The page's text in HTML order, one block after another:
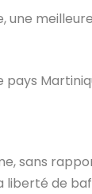
sans
liberté de